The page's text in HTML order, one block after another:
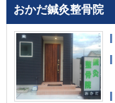
おかだ鍼灸整骨院